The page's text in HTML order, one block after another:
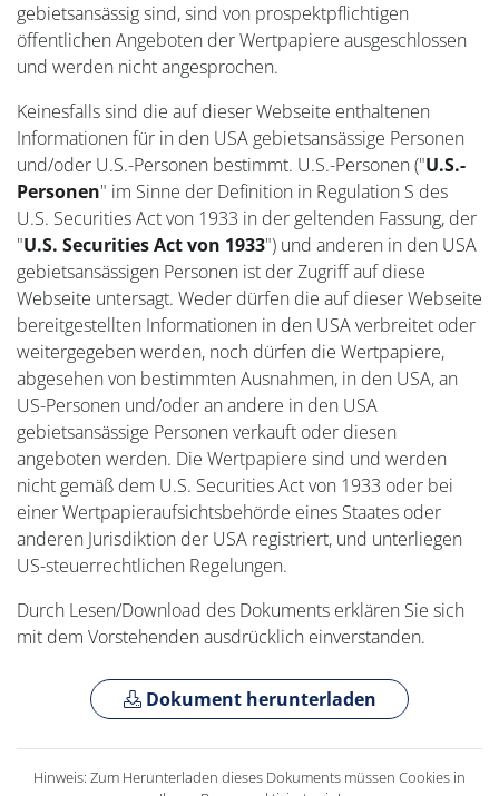
gebietsansässig sind, sind von prospektpflichtigen
öffentlichen Angeboten der Wertpapiere ausgeschlossen
und werden nicht angesprochen.
Keinesfalls sind die auf dieser Webseite enthaltenen
Informationen für in den USA gebietsansässige Personen
und/oder U.S.-Personen bestimmt. U.S.-Personen ("U.S.-
Personen" im Sinne der Definition in Regulation S des
U.S. Securities Act von 1933 in der geltenden Fassung, der
"U.S. Securities Act von 1933") und anderen in den USA
gebietsansässigen Personen ist der Zugriff auf diese
Webseite untersagt. Weder dürfen die auf dieser Webseite
bereitgestellten Informationen in den USA verbreitet oder
weitergegeben werden, noch dürfen die Wertpapiere,
abgesehen von bestimmten Ausnahmen, in den USA, an
US-Personen und/oder an andere in den USA
gebietsansässige Personen verkauft oder diesen
angeboten werden. Die Wertpapiere sind und werden
nicht gemäß dem U.S. Securities Act von 1933 oder bei
einer Wertpapieraufsichtsbehörde eines Staates oder
anderen Jurisdiktion der USA registriert, und unterliegen
US-steuerrechtlichen Regelungen.
Durch Lesen/Download des Dokuments erklären Sie sich
mit dem Vorstehenden ausdrücklich einverstanden.
Dokument herunterladen
Hinweis: Zum Herunterladen dieses Dokuments müssen Cookies in